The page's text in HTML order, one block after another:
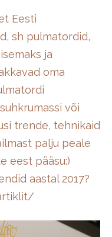
Eesti
sh pulmatordid,
ja
oma
või
trende, tehnikaid
palju peale
eest pääsu:)
aastal 2017?